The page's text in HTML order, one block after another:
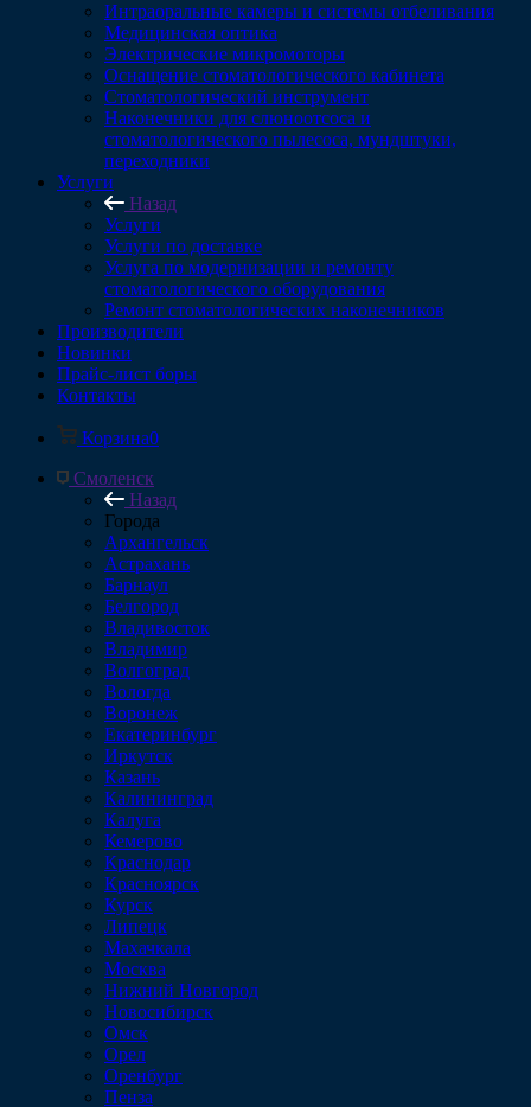
Интраоральные камеры и системы отбеливания
Медицинская оптика
Электрические микромоторы
Оснащение стоматологического кабинета
Стоматологический инструмент
Наконечники для слюноотсоса и
стоматологического пылесоса, мундштуки,
переходники
Услуги
Назад
Услуги
Услуги по доставке
Услуга по модернизации и ремонту
стоматологического оборудования
Ремонт стоматологических наконечников
Производители
Новинки
Прайс-лист боры
Контакты
Корзина0
Смоленск
Назад
Города
Архангельск
Астрахань
Барнаул
Белгород
Владивосток
Владимир
Волгоград
Вологда
Воронеж
Екатеринбург
Иркутск
Казань
Калининград
Калуга
Кемерово
Краснодар
Красноярск
Курск
Липецк
Махачкала
Москва
Нижний Новгород
Новосибирск
Омск
Орел
Оренбург
Пенза